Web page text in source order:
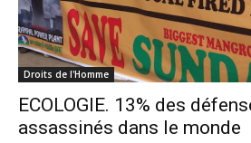
Droits de l'Homme
ECOLOGIE. 13% des
assassinés dans le monde